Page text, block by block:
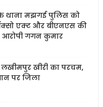
थाना मझगई पुलिस को
एक्ट और बीएनएस की
आरोपी गगन कुमार
लखीमपुर खीरी का परचम,
पर जिला